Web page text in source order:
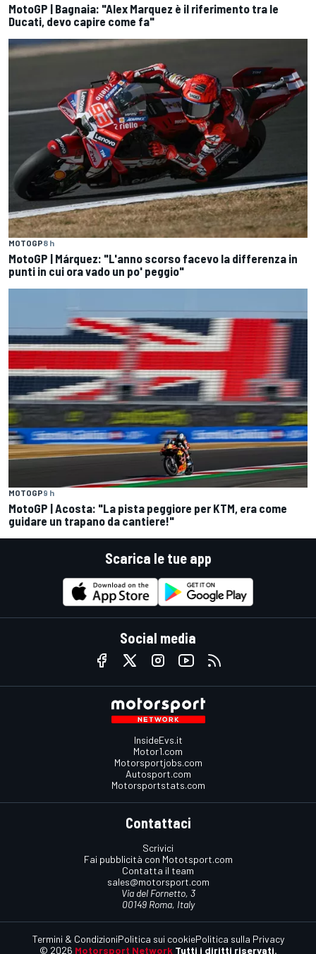
MotoGP | Bagnaia: "Alex Marquez è il riferimento tra le
Ducati, devo capire come fa"
MOTOGP8 h
MotoGP | Márquez: "L'anno scorso facevo la differenza in
punti in cui ora vado un po' peggio"
MOTOGP9 h
MotoGP | Acosta: "La pista peggiore per KTM, era come
guidare un trapano da cantiere!"
Scarica le tue app
Social media
InsideEvs.it
Motor1.com
Motorsportjobs.com
Autosport.com
Motorsportstats.com
Contattaci
Scrivici
Fai pubblicità con Mototsport.com
Contatta il team
sales@motorsport.com
Via del Fornetto, 3
00149 Roma, Italy
© 2026 Motorsport Network Tutti i diritti riservati.
Termini & CondizioniPolitica sui cookiePolitica sulla Privacy